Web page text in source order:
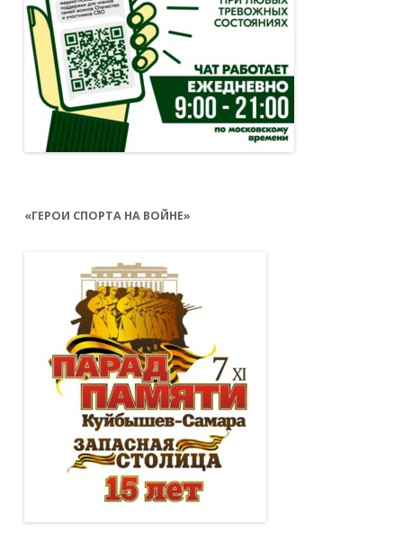
«ГЕРОИ СПОРТА НА ВОЙНЕ»